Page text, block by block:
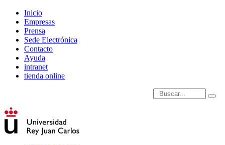
Inicio
Empresas
Prensa
Sede Electrónica
Contacto
Ayuda
intranet
tienda online
Introduce términos de